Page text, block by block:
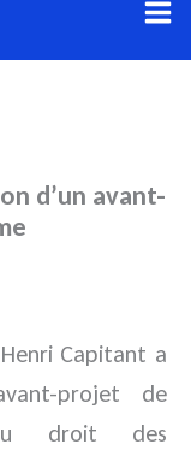
d’un avant-
Henri Capitant a
projet de
droit des